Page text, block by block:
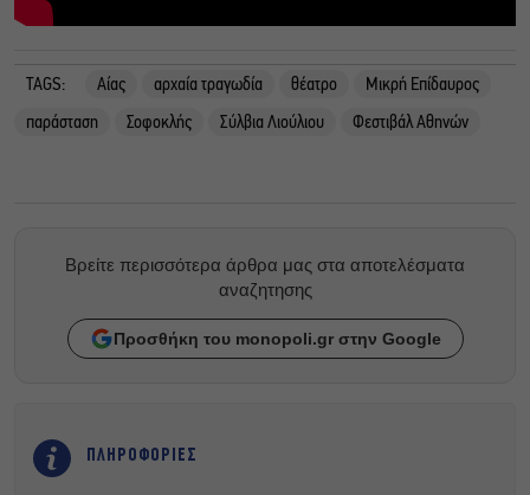
TAGS: Αίας αρχαία τραγωδία θέατρο
Μικρή Επίδαυρος
παράσταση
Σοφοκλής Σύλβια Λιούλιου Φεστιβάλ Αθηνών
Βρείτε περισσότερα άρθρα μας στα αποτελέσματα
αναζητησης
Προσθήκη του monopoli.gr στην Google
ΠΛΗΡΟΦΟΡΙΕΣ